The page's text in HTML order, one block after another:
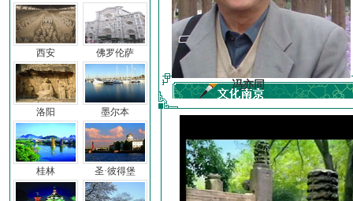
西安
洛阳
桂林
佛罗伦萨
墨尔本
圣·彼得堡
子 冯亦同